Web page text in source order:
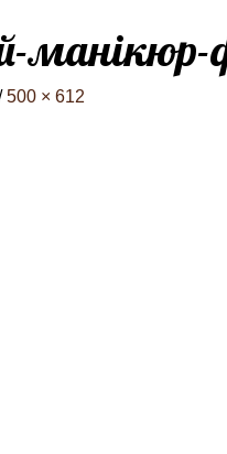
манікюр-
500 × 612